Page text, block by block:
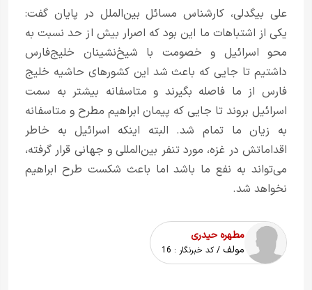
علی بیگدلی، کارشناس مسائل بین‌الملل در پایان گفت:
یکی از اشتباهات ما این بود که اصرار بیش از حد نسبت به
محو اسرائیل و خصومت با شیخ‌نشینان خلیج‌فارس
داشتیم تا جایی که باعث شد این کشورهای حاشیه خلیج
فارس از ما فاصله بگیرند و متاسفانه بیشتر به سمت
اسرائیل بروند تا جایی که پیمان ابراهیم مطرح و متاسفانه
به زیان ما تمام شد. البته اینکه اسرائیل به خاطر
اقداماتش در غزه، مورد تنفر بین‌المللی و جهانی قرار گرفته،
می‌تواند به نفع ما باشد اما باعث شکست طرح ابراهیم
نخواهد شد.
مطهره حیدری
مولف / کد خبرنگار : 16